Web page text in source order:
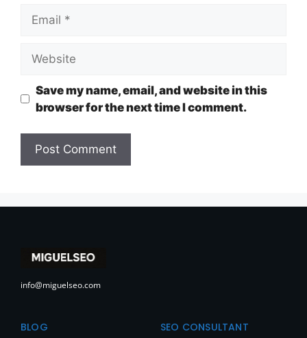
Save my name, email, and website in this
browser for the next time I comment.
info@miguelseo.com
BLOG
SEO CONSULTANT